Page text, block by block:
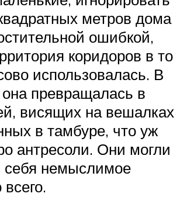
метров дома
ошибкой,
коридоров в то
использовалась. В
она превращалась в
висящих на вешалках
в тамбуре, что уж
антресоли. Они могли
себя немыслимое